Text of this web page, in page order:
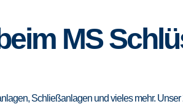
MS
Schließanlagen und vieles mehr.